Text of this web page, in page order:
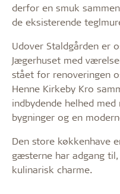
derfor en smuk
de eksisterende
Udover Staldgården er
Jægerhuset med
stået for renoveringen
Henne Kirkeby Kro
indbydende helhed
bygninger og en
Den store køkkenhave
gæsterne har adgang
kulinarisk charme.